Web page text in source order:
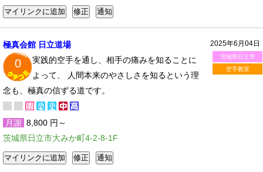
2025年6月04日
茨城県日立市
空手教室
極真会館 日立道場
0
実践的空手を通し、相手の痛みを知ることに
よって、 人間本来のやさしさを知るという理
念も、極真の信ずる道です。
月謝 8,800 円～
茨城県日立市大みか町4-2-8-1F